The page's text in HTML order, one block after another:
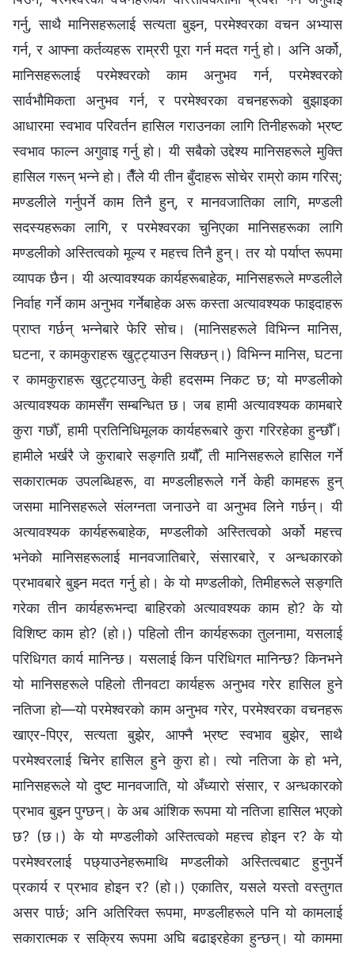
गर्नु, साथै मानिसहरूलाई सत्यता बुझ्न, परमेश्‍वरका वचन अभ्यास
गर्न, र आफ्ना कर्तव्यहरू राम्ररी पूरा गर्न मदत गर्नु हो। अनि अर्को,
मानिसहरूलाई परमेश्‍वरको काम अनुभव गर्न, परमेश्‍वरको
सार्वभौमिकता अनुभव गर्न, र परमेश्‍वरका वचनहरूको बुझाइका
आधारमा स्वभाव परिवर्तन हासिल गराउनका लागि तिनीहरूको भ्रष्ट
स्वभाव फाल्न अगुवाइ गर्नु हो। यी सबैको उद्देश्य मानिसहरूले मुक्ति
हासिल गरून् भन्ने हो। तैँले यी तीन बुँदाहरू सोचेर राम्रो काम गरिस्;
मण्डलीले गर्नुपर्ने काम तिनै हुन्, र मानवजातिका लागि, मण्डली
सदस्यहरूका लागि, र परमेश्‍वरका चुनिएका मानिसहरूका लागि
मण्डलीको अस्तित्वको मूल्य र महत्त्व तिनै हुन्। तर यो पर्याप्त रूपमा
व्यापक छैन। यी अत्यावश्यक कार्यहरूबाहेक, मानिसहरूले मण्डलीले
निर्वाह गर्ने काम अनुभव गर्नेबाहेक अरू कस्ता अत्यावश्यक फाइदाहरू
प्राप्त गर्छन् भन्नेबारे फेरि सोच। (मानिसहरूले विभिन्न मानिस,
घटना, र कामकुराहरू खुट्ट्याउन सिक्छन्।) विभिन्न मानिस, घटना
र कामकुराहरू खुट्ट्याउनु केही हदसम्म निकट छ; यो मण्डलीको
अत्यावश्यक कामसँग सम्बन्धित छ। जब हामी अत्यावश्यक कामबारे
कुरा गर्छौँ, हामी प्रतिनिधिमूलक कार्यहरूबारे कुरा गरिरहेका हुन्छौँ।
हामीले भर्खरै जे कुराबारे सङ्गति गर्‍यौँ, ती मानिसहरूले हासिल गर्ने
सकारात्मक उपलब्धिहरू, वा मण्डलीहरूले गर्ने केही कामहरू हुन्
जसमा मानिसहरूले संलग्नता जनाउने वा अनुभव लिने गर्छन्। यी
अत्यावश्यक कार्यहरूबाहेक, मण्डलीको अस्तित्वको अर्को महत्त्व
भनेको मानिसहरूलाई मानवजातिबारे, संसारबारे, र अन्धकारको
प्रभावबारे बुझ्न मदत गर्नु हो। के यो मण्डलीको, तिमीहरूले सङ्गति
गरेका तीन कार्यहरूभन्दा बाहिरको अत्यावश्यक काम हो? के यो
विशिष्ट काम हो? (हो।) पहिलो तीन कार्यहरूका तुलनामा, यसलाई
परिधिगत कार्य मानिन्छ। यसलाई किन परिधिगत मानिन्छ? किनभने
यो मानिसहरूले पहिलो तीनवटा कार्यहरू अनुभव गरेर हासिल हुने
नतिजा हो—यो परमेश्‍वरको काम अनुभव गरेर, परमेश्‍वरका वचनहरू
खाएर-पिएर, सत्यता बुझेर, आफ्नै भ्रष्ट स्वभाव बुझेर, साथै
परमेश्‍वरलाई चिनेर हासिल हुने कुरा हो। त्यो नतिजा के हो भने,
मानिसहरूले यो दुष्ट मानवजाति, यो अँध्यारो संसार, र अन्धकारको
प्रभाव बुझ्न पुग्छन्। के अब आंशिक रूपमा यो नतिजा हासिल भएको
छ? (छ।) के यो मण्डलीको अस्तित्वको महत्त्व होइन र? के यो
परमेश्‍वरलाई पछ्याउनेहरूमाथि मण्डलीको अस्तित्वबाट हुनुपर्ने
प्रकार्य र प्रभाव होइन र? (हो।) एकातिर, यसले यस्तो वस्तुगत
असर पार्छ; अनि अतिरिक्त रूपमा, मण्डलीहरूले पनि यो कामलाई
सकारात्मक र सक्रिय रूपमा अघि बढाइरहेका हुन्छन्। यो काममा